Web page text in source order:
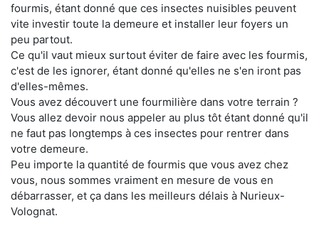
fourmis, étant donné que ces insectes nuisibles peuvent
vite investir toute la demeure et installer leur foyers un
peu partout.
Ce qu'il vaut mieux surtout éviter de faire avec les fourmis,
c'est de les ignorer, étant donné qu'elles ne s'en iront pas
d'elles-mêmes.
Vous avez découvert une fourmilière dans votre terrain ?
Vous allez devoir nous appeler au plus tôt étant donné qu'il
ne faut pas longtemps à ces insectes pour rentrer dans
votre demeure.
Peu importe la quantité de fourmis que vous avez chez
vous, nous sommes vraiment en mesure de vous en
débarrasser, et ça dans les meilleurs délais à Nurieux-
Volognat.